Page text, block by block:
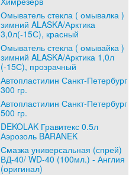
Омыватель стекла ( омывалка )
зимний ALASKA/Арктика
3,0л(-15С), красный
Омыватель стекла ( омывайка )
зимний ALASKA/Арктика 1,0л
(-15С), прозрачный
Автопластилин Санкт-Петербург
300 гр.
Автопластилин Санкт-Петербург
500 гр.
DEKOLAK Гравитекс 0.5л
Аэрозоль BARANEK
Смазка универсальная (спрей)
ВД-40/ WD-40 (100мл.) - Англия
(оригинал)